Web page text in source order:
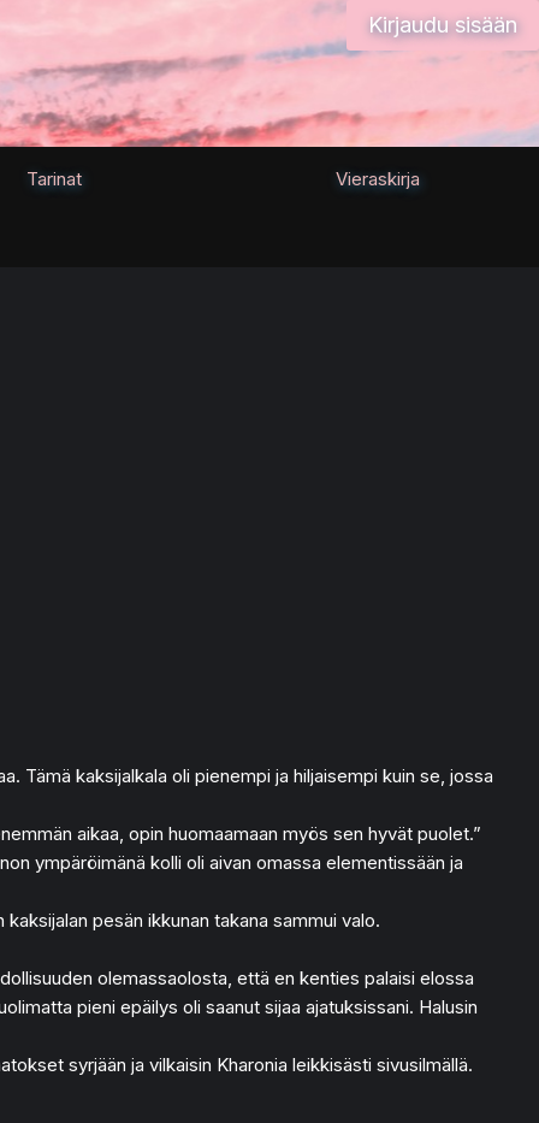
Kirjaudu sisään
Tarinat Vieraskirja
Tämä kaksijalkala oli pienempi ja hiljaisempi kuin se, jossa
aikaa, opin huomaamaan myös sen hyvät puolet.”
ympäröimänä kolli oli aivan omassa elementissään ja
pesän ikkunan takana sammui valo.
olemassaolosta, että en kenties palaisi elossa
pieni epäilys oli saanut sijaa ajatuksissani. Halusin
syrjään ja vilkaisin Kharonia leikkisästi sivusilmällä.